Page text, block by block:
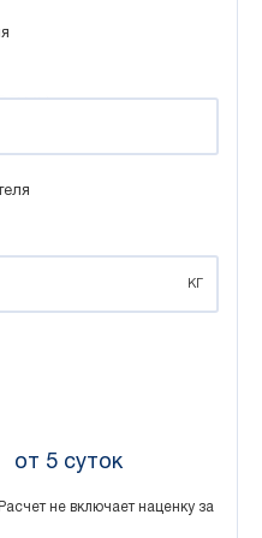
кг
от 5 суток
Расчет не включает наценку за